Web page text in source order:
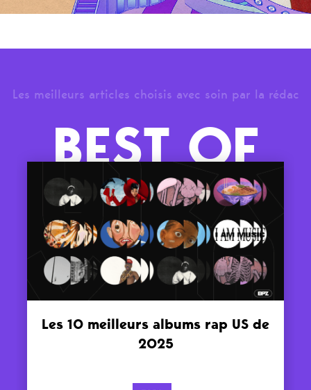
Les meilleurs articles choisis avec soin par la rédac
BEST OF
Les 10 meilleurs albums rap US de
2025